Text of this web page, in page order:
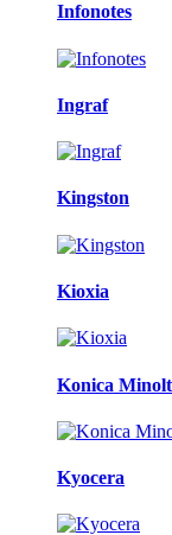
Infonotes
Ingraf
Kingston
Kioxia
Konica
Kyocera